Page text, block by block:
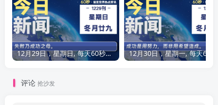
12月29日，星期日, 每天60秒读懂全世界！
评论 抢沙发